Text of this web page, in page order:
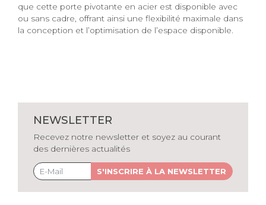
que cette porte pivotante en acier est disponible avec
ou sans cadre, offrant ainsi une flexibilité maximale dans
la conception et l’optimisation de l’espace disponible.
NEWSLETTER
Recevez notre newsletter et soyez au courant
des dernières actualités
S'INSCRIRE À LA NEWSLETTER